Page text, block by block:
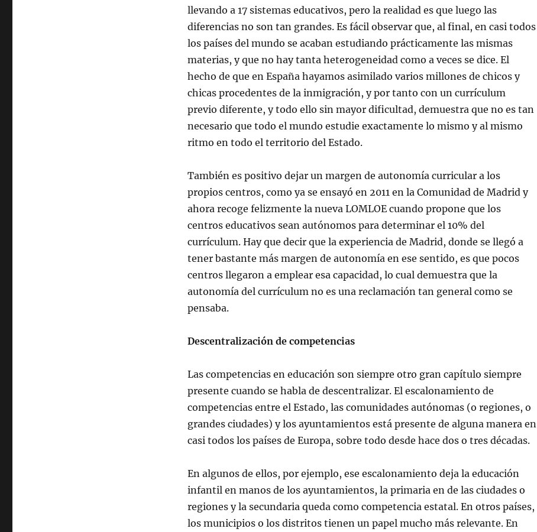
llevando a 17 sistemas educativos, pero la realidad es que luego las
diferencias no son tan grandes. Es fácil observar que, al final, en casi todos
los países del mundo se acaban estudiando prácticamente las mismas
materias, y que no hay tanta heterogeneidad como a veces se dice. El
hecho de que en España hayamos asimilado varios millones de chicos y
chicas procedentes de la inmigración, y por tanto con un currículum
previo diferente, y todo ello sin mayor dificultad, demuestra que no es tan
necesario que todo el mundo estudie exactamente lo mismo y al mismo
ritmo en todo el territorio del Estado.
También es positivo dejar un margen de autonomía curricular a los
propios centros, como ya se ensayó en 2011 en la Comunidad de Madrid y
ahora recoge felizmente la nueva LOMLOE cuando propone que los
centros educativos sean autónomos para determinar el 10% del
currículum. Hay que decir que la experiencia de Madrid, donde se llegó a
tener bastante más margen de autonomía en ese sentido, es que pocos
centros llegaron a emplear esa capacidad, lo cual demuestra que la
autonomía del currículum no es una reclamación tan general como se
pensaba.
Descentralización de competencias
Las competencias en educación son siempre otro gran capítulo siempre
presente cuando se habla de descentralizar. El escalonamiento de
competencias entre el Estado, las comunidades autónomas (o regiones, o
grandes ciudades) y los ayuntamientos está presente de alguna manera en
casi todos los países de Europa, sobre todo desde hace dos o tres décadas.
En algunos de ellos, por ejemplo, ese escalonamiento deja la educación
infantil en manos de los ayuntamientos, la primaria en de las ciudades o
regiones y la secundaria queda como competencia estatal. En otros países,
los municipios o los distritos tienen un papel mucho más relevante. En